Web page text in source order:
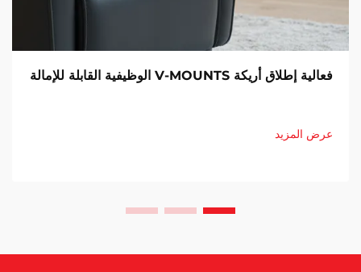
فعالية إطلاق أريكة V-MOUNTS الوظيفية القابلة للإمالة
عرض المزيد